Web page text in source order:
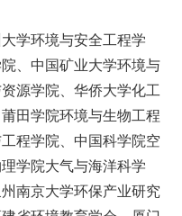
学环境与安全工程学
、中国矿业大学环境与
源学院、华侨大学化工
田学院环境与生物工程
程学院、中国科学院空
学院大气与海洋科学
南京大学环保产业研究